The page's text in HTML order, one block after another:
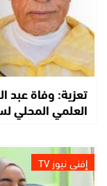
تعزية: وفاة عبد
العلمي المحلي
إفني نيوز TV